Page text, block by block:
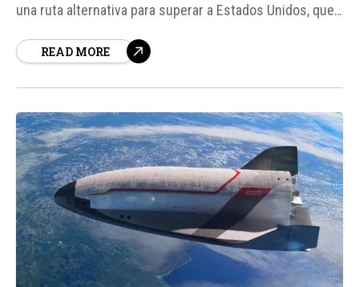
una ruta alternativa para superar a Estados Unidos, que
Según fuentes, China ha comenzado a desplegar
READ MORE